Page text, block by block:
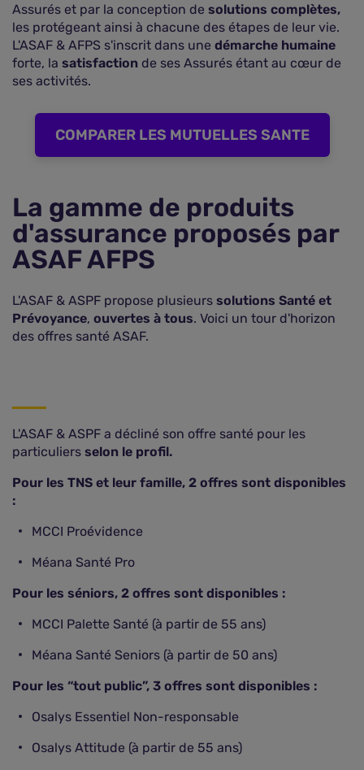
Assurés et par la conception de solutions complètes,
les protégeant ainsi à chacune des étapes de leur vie.
L'ASAF & AFPS s'inscrit dans une démarche humaine
forte, la satisfaction de ses Assurés étant au cœur de
ses activités.
COMPARER LES MUTUELLES SANTE
La gamme de produits
d'assurance proposés par
ASAF AFPS
L'ASAF & ASPF propose plusieurs solutions Santé et
Prévoyance, ouvertes à tous. Voici un tour d'horizon
des offres santé ASAF.
L'ASAF & ASPF a décliné son offre santé pour les
particuliers selon le profil.
Pour les TNS et leur famille, 2 offres sont disponibles
:
MCCI Proévidence
Méana Santé Pro
Pour les séniors, 2 offres sont disponibles :
MCCI Palette Santé (à partir de 55 ans)
Méana Santé Seniors (à partir de 50 ans)
Pour les “tout public”, 3 offres sont disponibles :
Osalys Essentiel Non-responsable
Osalys Attitude (à partir de 55 ans)